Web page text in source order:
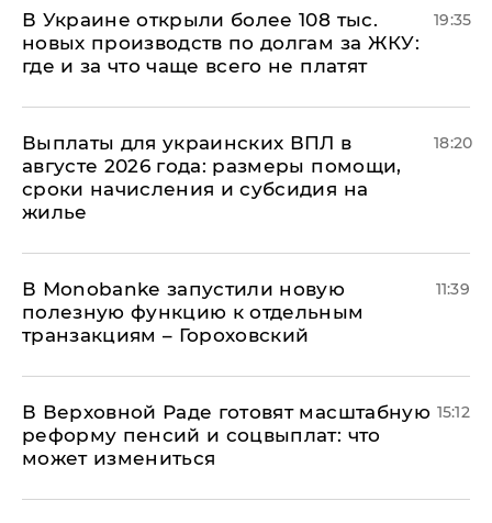
В Украине открыли более 108 тыс.
новых производств по долгам за ЖКУ:
где и за что чаще всего не платят
19:35
Выплаты для украинских ВПЛ в
августе 2026 года: размеры помощи,
сроки начисления и субсидия на
жилье
18:20
В Мonobankе запустили новую
полезную функцию к отдельным
транзакциям – Гороховский
11:39
В Верховной Раде готовят масштабную
реформу пенсий и соцвыплат: что
может измениться
15:12